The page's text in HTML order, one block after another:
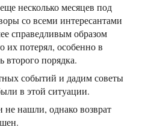
несколько месяцев под
со всеми интересантами
справедливым образом
их потерял, особенно в
второго порядка.
событий и дадим советы
в этой ситуации.
не нашли, однако возврат